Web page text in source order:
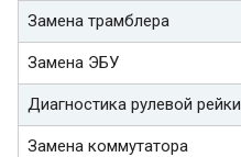
Замена трамблера
Замена ЭБУ
Диагностика рулевой рейки
Замена коммутатора